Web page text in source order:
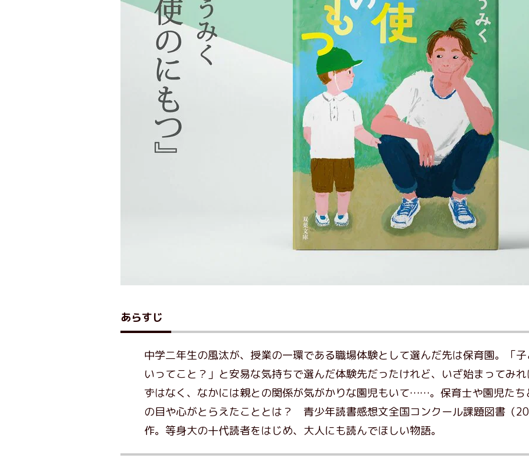
あらすじ
中学二年生の風汰が、授業の一環である職場体験として選んだ先は保育園。「
いってこと？」と安易な気持ちで選んだ体験先だったけれど、いざ始まってみ
ずはなく、なかには親との関係が気がかりな園児もいて……。保育士や園児たち
の目や心がとらえたこととは？ 青少年読書感想文全国コンクール課題図書（
作。等身大の十代読者をはじめ、大人にも読んでほしい物語。